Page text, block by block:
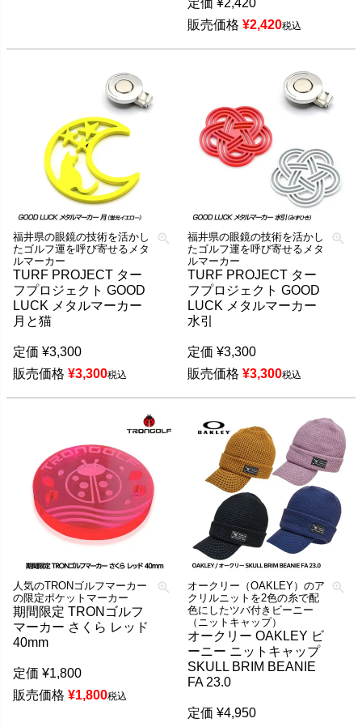
定価 ¥2,420
販売価格 ¥2,420税込
福井県の眼鏡の技術を活かし
たゴルフ運を呼び寄せるメタ
ルマーカー
TURF PROJECT ター
フプロジェクト GOOD
LUCK メタルマーカー
月と猫
定価 ¥3,300
販売価格 ¥3,300税込
福井県の眼鏡の技術を活かし
たゴルフ運を呼び寄せるメタ
ルマーカー
TURF PROJECT ター
フプロジェクト GOOD
LUCK メタルマーカー
水引
定価 ¥3,300
販売価格 ¥3,300税込
人気のTRONゴルフマーカー
の限定ポケットマーカー
期間限定 TRONゴルフ
マーカー さくら レッド
40mm
定価 ¥1,800
販売価格 ¥1,800税込
オークリー（OAKLEY）のア
クリルニットを2色の糸で配
色にしたツバ付きビーニー
（ニットキャップ）
オークリー OAKLEY ビ
ーニー ニットキャップ
SKULL BRIM BEANIE
FA 23.0
定価 ¥4,950